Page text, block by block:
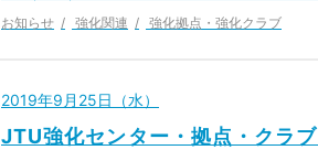
お知らせ 強化関連 強化拠点・強化クラブ
2019年9月25日（水）
JTU強化センター・拠点・クラ